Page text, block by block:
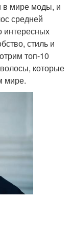
в мире моды, и
средней
интересных
стиль и
топ-10
которые
мире.